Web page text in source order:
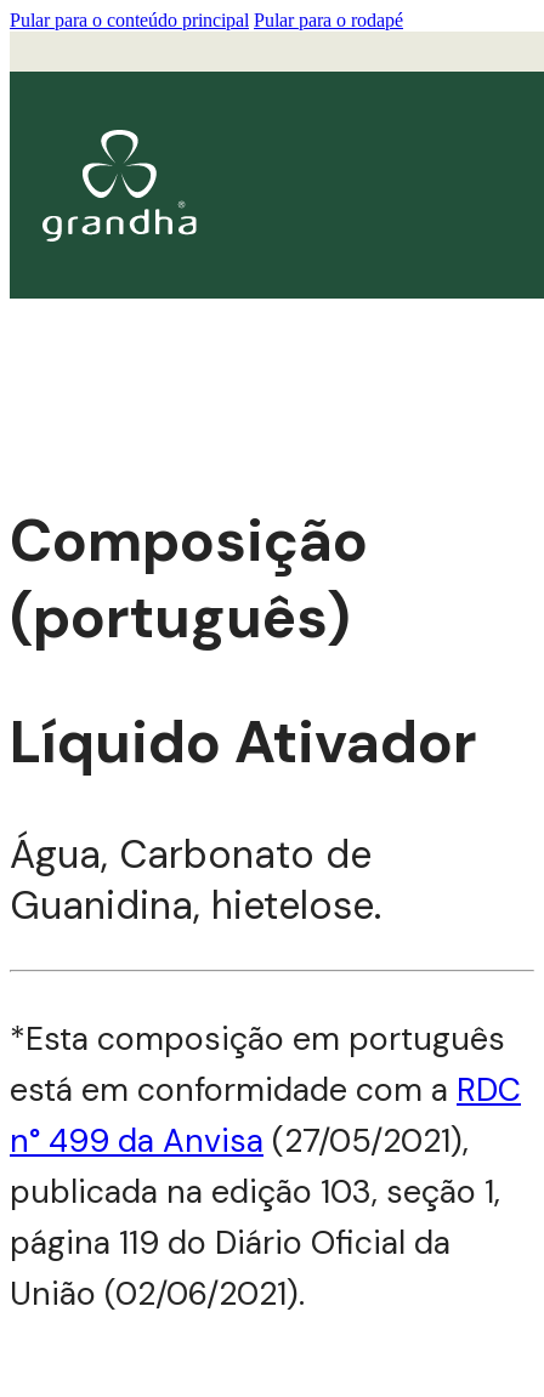
Pular para o conteúdo principal Pular para o rodapé
Composição
(português)
Líquido Ativador
Água, Carbonato de
Guanidina, hietelose.
*Esta composição em português
está em conformidade com a RDC
n° 499 da Anvisa (27/05/2021),
publicada na edição 103, seção 1,
página 119 do Diário Oficial da
União (02/06/2021).